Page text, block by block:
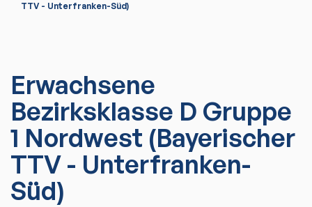
TTV - Unterfranken-Süd)
Erwachsene
Bezirksklasse D Gruppe
1 Nordwest (Bayerischer
TTV - Unterfranken-
Süd)